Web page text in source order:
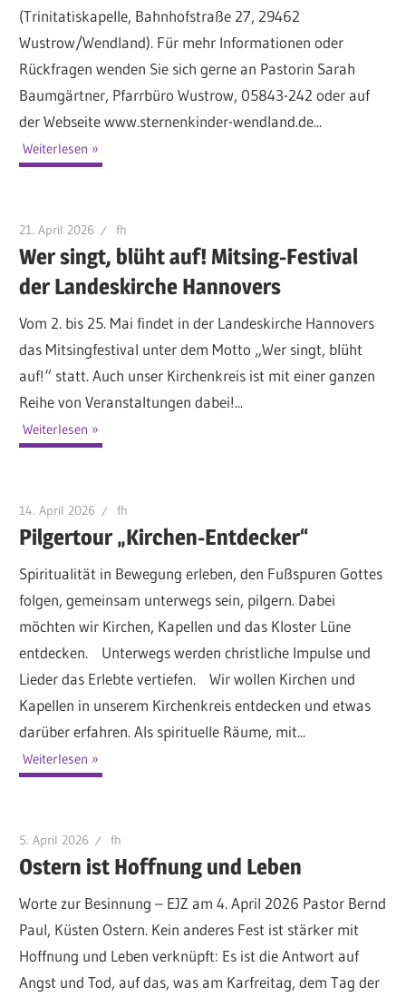
(Trinitatiskapelle, Bahnhofstraße 27, 29462
Wustrow/Wendland). Für mehr Informationen oder
Rückfragen wenden Sie sich gerne an Pastorin Sarah
Baumgärtner, Pfarrbüro Wustrow, 05843-242 oder auf
der Webseite www.sternenkinder-wendland.de...
Weiterlesen
21. April 2026 fh
Wer singt, blüht auf! Mitsing-Festival
der Landeskirche Hannovers
Vom 2. bis 25. Mai findet in der Landeskirche Hannovers
das Mitsingfestival unter dem Motto „Wer singt, blüht
auf!“ statt. Auch unser Kirchenkreis ist mit einer ganzen
Reihe von Veranstaltungen dabei!...
Weiterlesen
14. April 2026 fh
Pilgertour „Kirchen-Entdecker“
Spiritualität in Bewegung erleben, den Fußspuren Gottes
folgen, gemeinsam unterwegs sein, pilgern. Dabei
möchten wir Kirchen, Kapellen und das Kloster Lüne
entdecken. Unterwegs werden christliche Impulse und
Lieder das Erlebte vertiefen. Wir wollen Kirchen und
Kapellen in unserem Kirchenkreis entdecken und etwas
darüber erfahren. Als spirituelle Räume, mit...
Weiterlesen
5. April 2026 fh
Ostern ist Hoffnung und Leben
Worte zur Besinnung – EJZ am 4. April 2026 Pastor Bernd
Paul, Küsten Ostern. Kein anderes Fest ist stärker mit
Hoffnung und Leben verknüpft: Es ist die Antwort auf
Angst und Tod, auf das, was am Karfreitag, dem Tag der